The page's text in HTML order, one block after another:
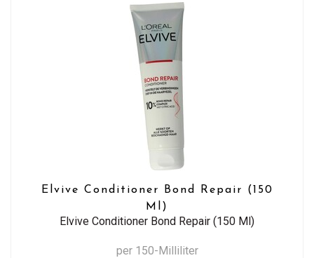
Elvive Conditioner Bond Repair (150
Ml)
Elvive Conditioner Bond Repair (150 Ml)
per 150-Milliliter